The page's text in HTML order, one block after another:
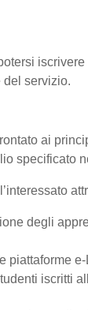
del servizio.
ai
specificato
degli
piattaforme
iscritti